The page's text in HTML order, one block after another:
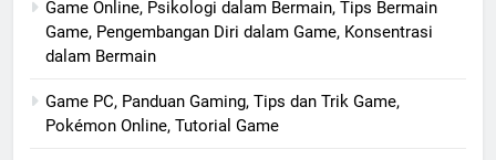
Game Online, Psikologi dalam Bermain, Tips Bermain
Game, Pengembangan Diri dalam Game, Konsentrasi
dalam Bermain
Game PC, Panduan Gaming, Tips dan Trik Game,
Pokémon Online, Tutorial Game